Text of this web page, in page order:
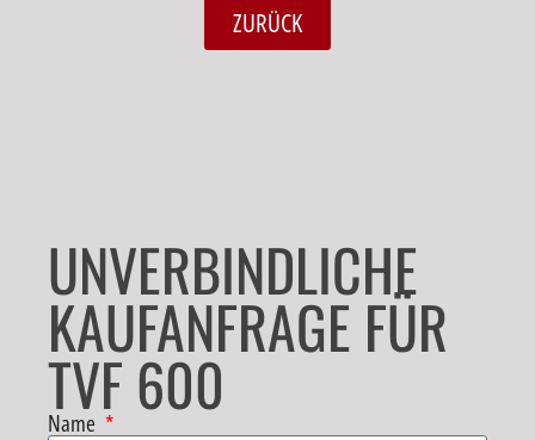
ZURÜCK
UNVERBINDLICHE
KAUFANFRAGE FÜR
TVF 600
Name